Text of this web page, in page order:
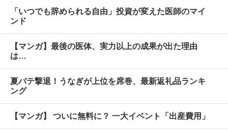
「いつでも辞められる自由」投資が変えた医師のマイ
ンド
【マンガ】最後の医体、実力以上の成果が出た理由
は…
夏バテ撃退！うなぎが上位を席巻、最新返礼品ランキ
ング
【マンガ】 ついに無料に？ 一大イベント「出産費用」